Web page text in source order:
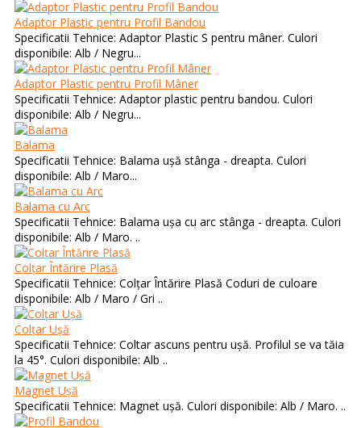
Adaptor Plastic pentru Profil Bandou
Specificatii Tehnice: Adaptor Plastic S pentru mâner. Culori
disponibile: Alb / Negru...
Adaptor Plastic pentru Profil Mâner
Specificatii Tehnice: Adaptor plastic pentru bandou. Culori
disponibile: Alb / Negru...
Balama
Specificatii Tehnice: Balama ușă stânga - dreapta. Culori
disponibile: Alb / Maro...
Balama cu Arc
Specificatii Tehnice: Balama ușa cu arc stânga - dreapta. Culori
disponibile: Alb / Maro. ..
Colțar Întărire Plasă
Specificatii Tehnice: Colțar Întărire Plasă Coduri de culoare
disponibile: Alb / Maro / Gri ..
Colțar Ușă
Specificatii Tehnice: Coltar ascuns pentru ușă. Profilul se va tăia
la 45°. Culori disponibile: Alb ..
Magnet Ușă
Specificatii Tehnice: Magnet ușă. Culori disponibile: Alb / Maro. ..